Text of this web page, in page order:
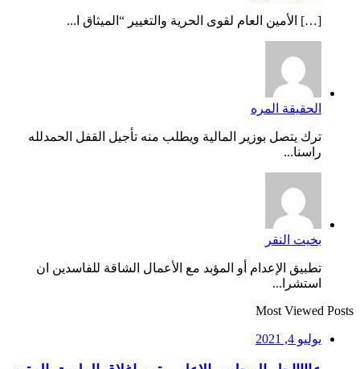
[…] الأمين العام لقوى الحرية والتغيير “الميثاق ا...
الحقيقة المره
ترك يتصل بوزير المالية ويطلب منه تأجيل القفل الحمدلله
راسنا...
بخيت النقر
تطبيق الإعدام أو المؤبد مع الأعمال الشاقة للفاسدين ان
استشرا...
Most Viewed Posts
يوليو 4, 2021